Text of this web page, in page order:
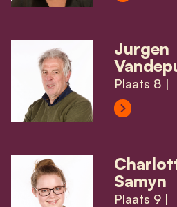
Jurgen
Plaats 8 |
View
Samyn
Plaats 9 |